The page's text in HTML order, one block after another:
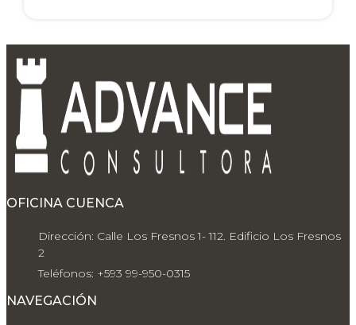
OFICINA CUENCA
Dirección: Calle Los Fresnos 1- 112. Edificio Los Fresnos
2
Teléfonos: +593 99-950-0315
NAVEGACIÓN